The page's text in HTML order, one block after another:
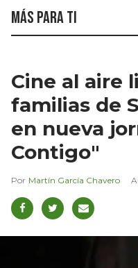
Más para ti
Cine al aire
familias de
en nueva
Contigo"
Martín García Chavero